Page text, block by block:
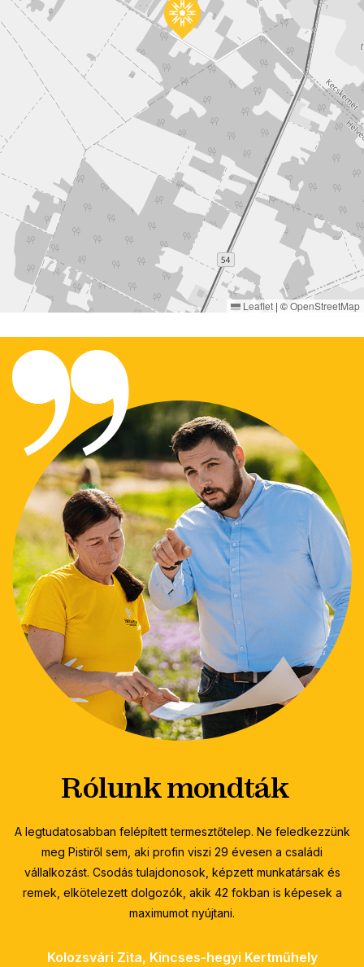
Leaflet | ©OpenStreetMap
Rólunk mondták
A legtudatosabban felépített termesztőtelep. Ne feledkezzünk
meg Pistiről sem, aki profin viszi 29 évesen a családi
vállalkozást. Csodás tulajdonosok, képzett munkatársak és
remek, elkötelezett dolgozók, akik 42 fokban is képesek a
maximumot nyújtani.
Kolozsvári Zita, Kincses-hegyi Kertműhely